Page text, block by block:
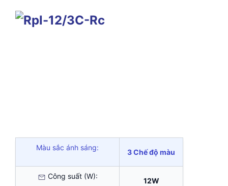
Màu sắc ánh sáng:
3 Chế độ màu
Công suất (W):
12W